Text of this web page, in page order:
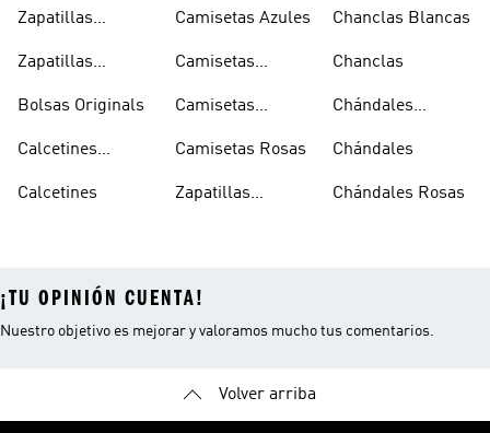
Zapatillas
Zapatillas
Blancas
Bolsas Originals
Calcetines
Blancos
Calcetines
Camisetas Azules
Camisetas
Camisetas
Camisetas Rosas
Zapatillas
Chanclas Blancas
Chanclas
Chándales
Chándales
Chándales Rosas
¡TU OPINIÓN CUENTA!
Nuestro objetivo es mejorar y valoramos mucho tus comentarios.
Volver arriba